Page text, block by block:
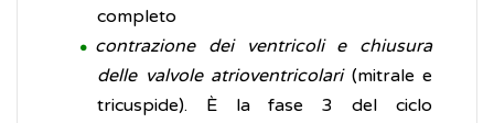
completo
contrazione dei ventricoli
e chiusura
delle valvole atrioventricolari(mitrale e
tricuspide). È la fase 3 del ciclo